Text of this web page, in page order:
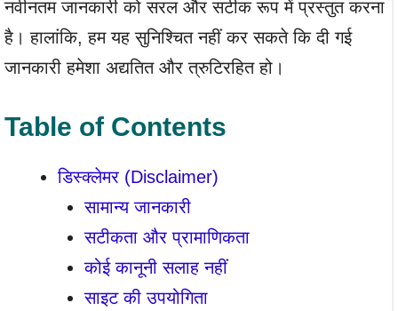
नवीनतम जानकारी को सरल और सटीक रूप में प्रस्तुत करना
है। हालांकि, हम यह सुनिश्चित नहीं कर सकते कि दी गई
जानकारी हमेशा अद्यतित और त्रुटिरहित हो।
Table of Contents
डिस्क्लेमर (Disclaimer)
सामान्य जानकारी
सटीकता और प्रामाणिकता
कोई कानूनी सलाह नहीं
साइट की उपयोगिता